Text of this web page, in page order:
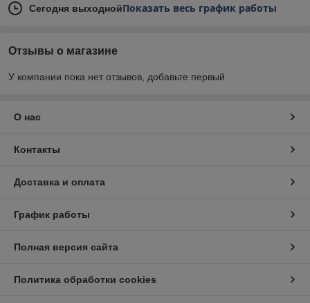
Сегодня выходнойПоказать весь график работы
Отзывы о магазине
У компании пока нет отзывов, добавьте первый
О нас
Контакты
Доставка и оплата
График работы
Полная версия сайта
Политика обработки cookies